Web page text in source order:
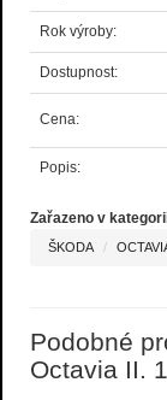
Rok výroby:
Dostupnost:
Cena:
Popis:
Zařazeno v
ŠKODA
Podobné
Octavia II.